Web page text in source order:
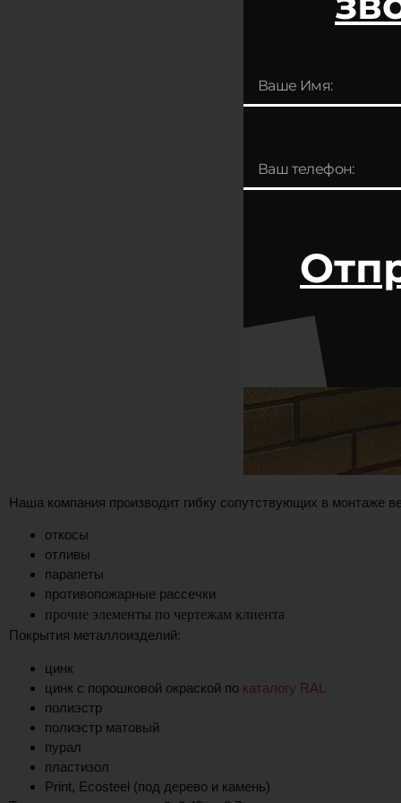
Наша компания производит гибку сопутствующих в монтаже
откосы
отливы
парапеты
противопожарные рассечки
прочие элементы по чертежам клиента
Покрытия металлоизделий:
цинк
цинк с порошковой окраской по каталогу RAL
полиэстр
полиэстр матовый
пурал
пластизол
Print, Ecosteel (под дерево и камень)